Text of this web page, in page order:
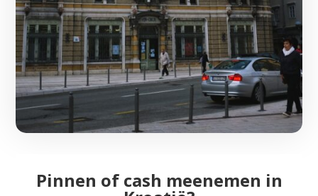
Pinnen of cash meenemen in